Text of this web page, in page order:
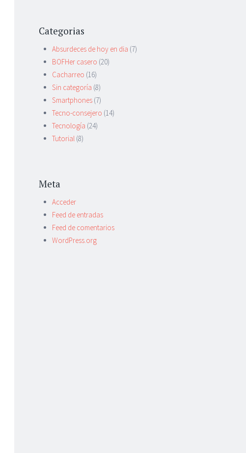
Categorias
Absurdeces de hoy en dia (7)
BOFHer casero (20)
Cacharreo (16)
Sin categoría (8)
Smartphones (7)
Tecno-consejero (14)
Tecnología (24)
Tutorial (8)
Meta
Acceder
Feed de entradas
Feed de comentarios
WordPress.org